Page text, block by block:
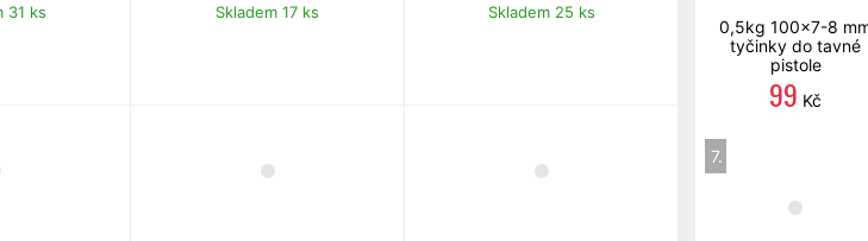
31 ks Skladem 17 ks Skladem 25 ks
0,5kg 100x7-8
tyčinky do tavné
pistole
99 Kč
7.